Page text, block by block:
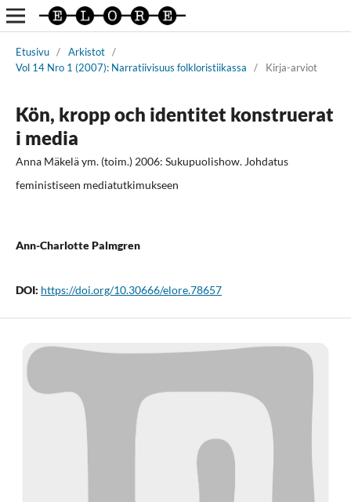
Etusivu / Arkistot /
Vol 14 Nro 1 (2007): Narratiivisuus folkloristiikassa
/ Kirja-arviot
Kön, kropp och identitet konstruerat
i media
Anna Mäkelä ym. (toim.) 2006: Sukupuolishow. Johdatus
feministiseen mediatutkimukseen
Ann-Charlotte Palmgren
DOI: https://doi.org/10.30666/elore.78657